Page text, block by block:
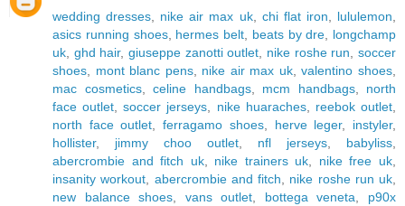
wedding dresses
nike air max uk, chi flat iron lululemon
asics running shoes, hermes belt beats by dre
longchamp
uk ghd hair,giuseppe zanotti outlet nike roshe run ,soccer
shoes
mont blanc pens, nike air max uk,valentino shoes
mac cosmetics, celine handbags, mcm handbags, north
face outlet ,soccer jerseys nike huaraches, reebok outlet
north face outlet ,ferragamo shoes, herve leger, instyler,
hollister, jimmy choo outlet nfl jerseys babyliss
abercrombie and fitch uk, nike trainers uk nike free uk
insanity workout
abercrombie and fitch nike roshe run uk
new balance shoes
vans outlet bottega veneta
p90x